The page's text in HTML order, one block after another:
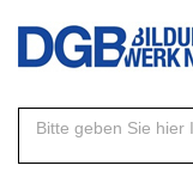
Direkt
Inhalt